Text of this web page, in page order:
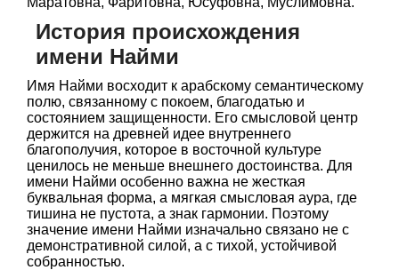
История происхождения
имени Найми
Имя Найми восходит к арабскому семантическому
полю, связанному с покоем, благодатью и
состоянием защищенности. Его смысловой центр
держится на древней идее внутреннего
благополучия, которое в восточной культуре
ценилось не меньше внешнего достоинства. Для
имени Найми особенно важна не жесткая
буквальная форма, а мягкая смысловая аура, где
тишина не пустота, а знак гармонии. Поэтому
значение имени Найми изначально связано не с
демонстративной силой, а с тихой, устойчивой
собранностью.